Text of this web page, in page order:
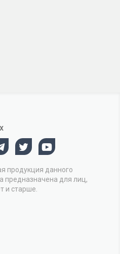
продукция данного
предназначена для лиц,
и старше.